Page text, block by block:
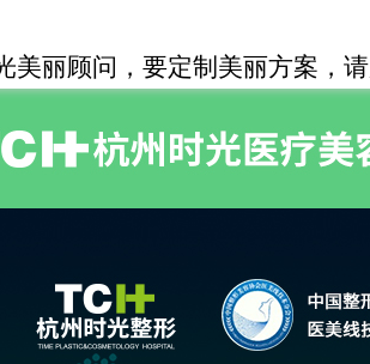
美丽顾问，要定制美丽方案，